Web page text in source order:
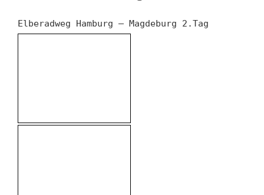
Elberadweg Hamburg – Magdeburg 2.Tag